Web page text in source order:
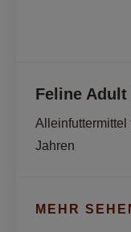
Feline Adult
Alleinfuttermittel
Jahren
MEHR